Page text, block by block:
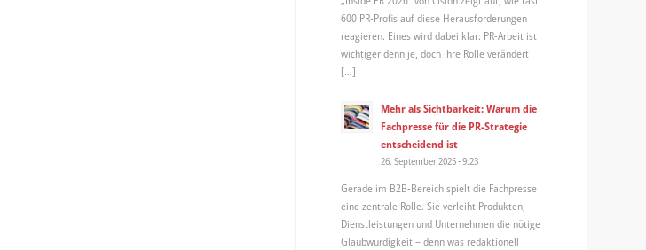
600 PR-Profis auf diese Herausforderungen
reagieren. Eines wird dabei klar: PR-Arbeit ist
wichtiger denn je, doch ihre Rolle verändert
[…]
Mehr als Sichtbarkeit: Warum die
Fachpresse für die PR-Strategie
entscheidend ist
26. September 2025 - 9:23
Gerade im B2B-Bereich spielt die Fachpresse
eine zentrale Rolle. Sie verleiht Produkten,
Dienstleistungen und Unternehmen die nötige
Glaubwürdigkeit – denn was redaktionell